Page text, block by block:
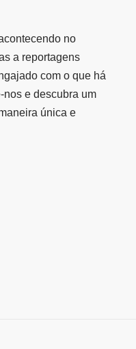
no
a reportagens
com o que há
e descubra um
única e